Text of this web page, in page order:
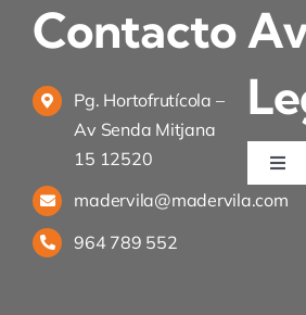
Contacto
Pg. Hortofrutícola –
Av Senda Mitjana
15 12520
madervila@madervila.com
964 789 552
Política de privacidad